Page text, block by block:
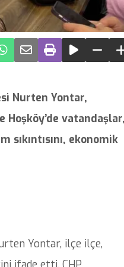
Nurten Yontar,
Hoşköy’de
ekonomik
Yontar, ilçe ilçe,